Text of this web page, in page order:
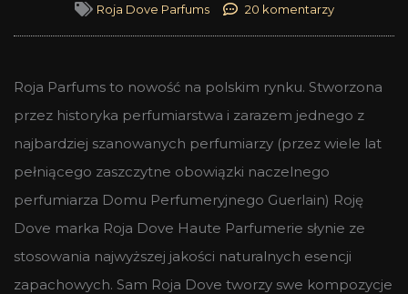
Roja Dove Parfums
20 komentarzy
Roja Parfums to nowość na polskim rynku. Stworzona
przez historyka perfumiarstwa i zarazem jednego z
najbardziej szanowanych perfumiarzy (przez wiele lat
pełniącego zaszczytne obowiązki naczelnego
perfumiarza Domu Perfumeryjnego Guerlain) Roję
Dove marka Roja Dove Haute Parfumerie słynie ze
stosowania najwyższej jakości naturalnych esencji
zapachowych. Sam Roja Dove tworzy swe kompozycje